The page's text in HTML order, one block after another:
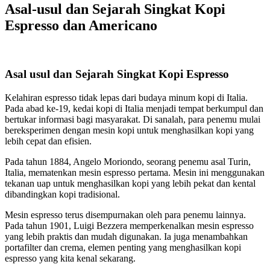
Asal-usul dan Sejarah Singkat Kopi
Espresso dan Americano
Asal usul dan Sejarah Singkat Kopi Espresso
Kelahiran espresso tidak lepas dari budaya minum kopi di Italia.
Pada abad ke-19, kedai kopi di Italia menjadi tempat berkumpul dan
bertukar informasi bagi masyarakat. Di sanalah, para penemu mulai
bereksperimen dengan mesin kopi untuk menghasilkan kopi yang
lebih cepat dan efisien.
Pada tahun 1884, Angelo Moriondo, seorang penemu asal Turin,
Italia, mematenkan mesin espresso pertama. Mesin ini menggunakan
tekanan uap untuk menghasilkan kopi yang lebih pekat dan kental
dibandingkan kopi tradisional.
Mesin espresso terus disempurnakan oleh para penemu lainnya.
Pada tahun 1901, Luigi Bezzera memperkenalkan mesin espresso
yang lebih praktis dan mudah digunakan. Ia juga menambahkan
portafilter dan crema, elemen penting yang menghasilkan kopi
espresso yang kita kenal sekarang.